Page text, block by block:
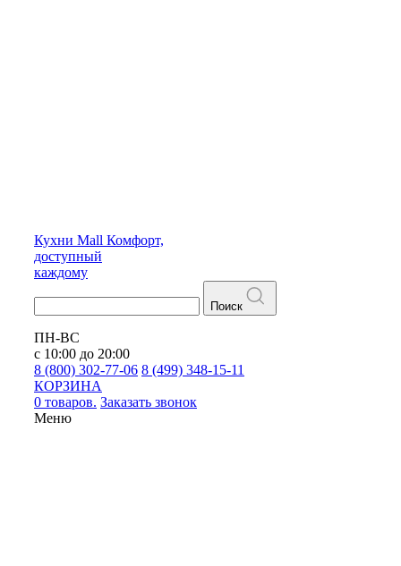
Кухни Mall Комфорт,
доступный
каждому
Поиск
ПН-ВС
с 10:00 до 20:00
8 (800) 302-77-06 8 (499) 348-15-11
КОРЗИНА
0 товаров. Заказать звонок
Меню